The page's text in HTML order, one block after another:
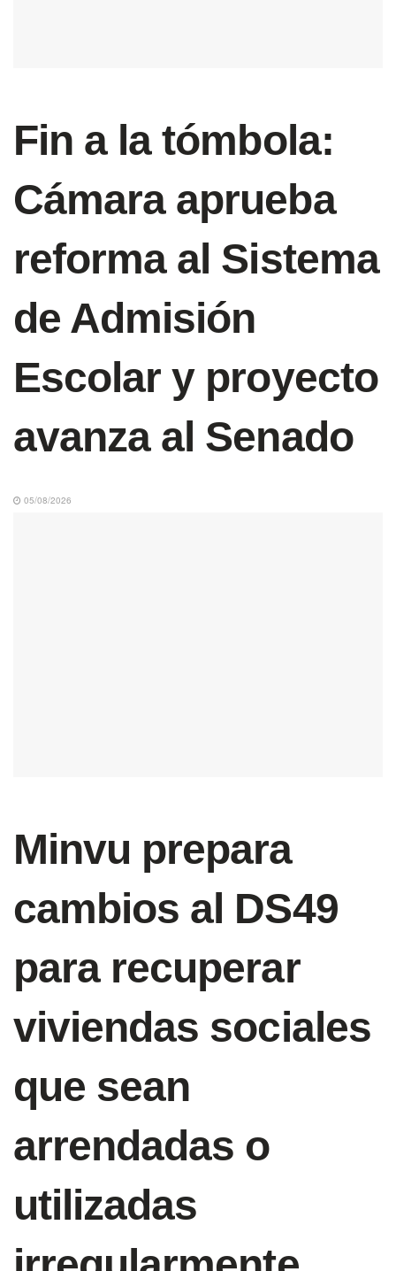
Fin a la tómbola:
Cámara aprueba
reforma al Sistema
de Admisión
Escolar y proyecto
avanza al Senado
05/08/2026
Minvu prepara
cambios al DS49
para recuperar
viviendas sociales
que sean
arrendadas o
utilizadas